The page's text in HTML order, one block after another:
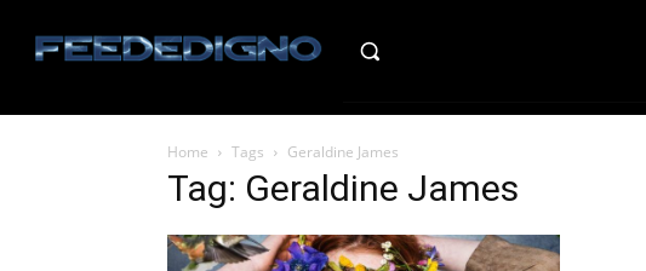
Home Tags Geraldine James
Tag: Geraldine James